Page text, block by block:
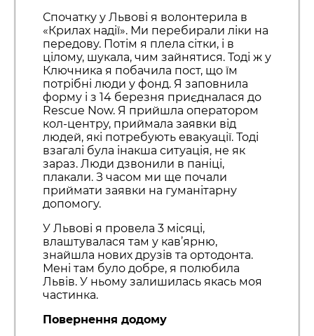
Спочатку у Львові я волонтерила в
«Крилах надії». Ми перебирали ліки на
передову. Потім я плела сітки, і в
цілому, шукала, чим зайнятися. Тоді ж у
Ключника я побачила пост, що їм
потрібні люди у фонд. Я заповнила
форму і з 14 березня приєдналася до
Rescue Now. Я прийшла оператором
кол-центру, приймала заявки від
людей, які потребують евакуації. Тоді
взагалі була інакша ситуація, не як
зараз. Люди дзвонили в паніці,
плакали. З часом ми ще почали
приймати заявки на гуманітарну
допомогу.
У Львові я провела 3 місяці,
влаштувалася там у кав’ярню,
знайшла нових друзів та ортодонта.
Мені там було добре, я полюбила
Львів. У ньому залишилась якась моя
частинка.
Повернення додому